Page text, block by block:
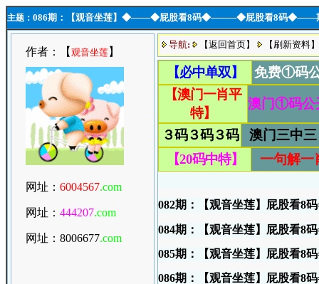
主题： 086期：【观音坐莲】◆───◆屁股看8码◆────◆屁股看8码◆───
作者：【观音坐莲 】
网址：6004567.com
网址：444207.com
网址：8006677.com
导航: 【返回首页】 【刷新资料】
082期：【观音坐莲】 屁股看8码
084期：【观音坐莲】 屁股看8码
085期：【观音坐莲】 屁股看8码
086期：【观音坐莲】 屁股看8码